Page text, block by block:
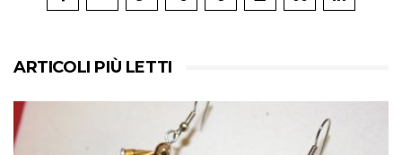
ARTICOLI PIÙ LETTI